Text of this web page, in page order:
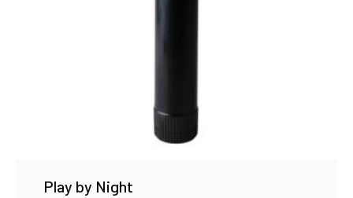
Play by Night